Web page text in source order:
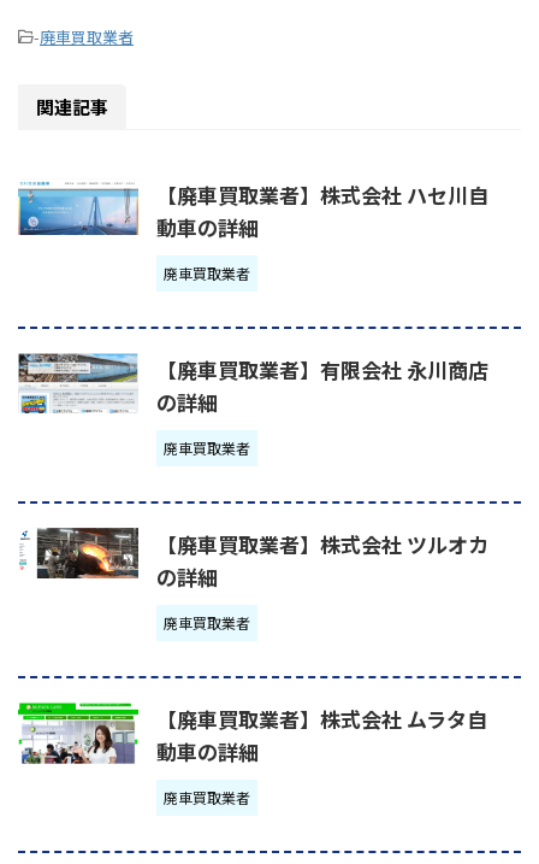
-廃車買取業者
関連記事
【廃車買取業者】株式会社 ハセ川自
動車の詳細
廃車買取業者
【廃車買取業者】有限会社 永川商店
の詳細
廃車買取業者
【廃車買取業者】株式会社 ツルオカ
の詳細
廃車買取業者
【廃車買取業者】株式会社 ムラタ自
動車の詳細
廃車買取業者